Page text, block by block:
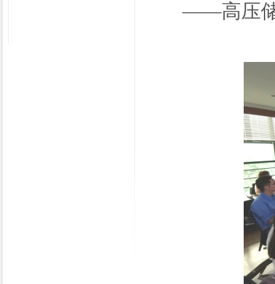
——高压储